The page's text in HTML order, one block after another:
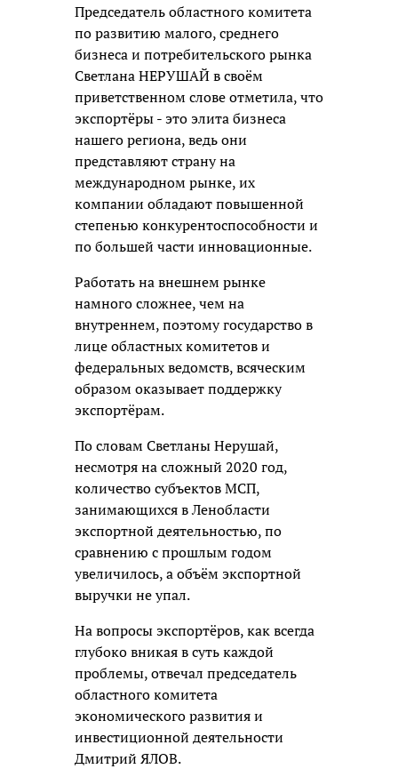
Председатель областного комитета
по развитию малого, среднего
бизнеса и потребительского рынка
Светлана НЕРУШАЙ в своём
приветственном слове отметила, что
экспортёры - это элита бизнеса
нашего региона, ведь они
представляют страну на
международном рынке, их
компании обладают повышенной
степенью конкурентоспособности и
по большей части инновационные.
Работать на внешнем рынке
намного сложнее, чем на
внутреннем, поэтому государство в
лице областных комитетов и
федеральных ведомств, всяческим
образом оказывает поддержку
экспортёрам.
По словам Светланы Нерушай,
несмотря на сложный 2020 год,
количество субъектов МСП,
занимающихся в Ленобласти
экспортной деятельностью, по
сравнению с прошлым годом
увеличилось, а объём экспортной
выручки не упал.
На вопросы экспортёров, как всегда
глубоко вникая в суть каждой
проблемы, отвечал председатель
областного комитета
экономического развития и
инвестиционной деятельности
Дмитрий ЯЛОВ.